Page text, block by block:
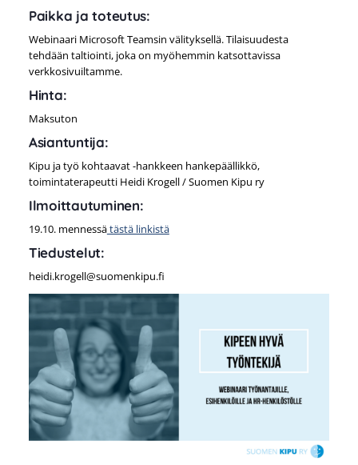
Paikka ja toteutus:
Webinaari Microsoft Teamsin välityksellä. Tilaisuudesta
tehdään taltiointi, joka on myöhemmin katsottavissa
verkkosivuiltamme.
Hinta:
Maksuton
Asiantuntija:
Kipu ja työ kohtaavat -hankkeen hankepäällikkö,
toimintaterapeutti Heidi Krogell / Suomen Kipu ry
Ilmoittautuminen:
19.10. mennessätästä linkistä
Tiedustelut:
heidi.krogell@suomenkipu.fi